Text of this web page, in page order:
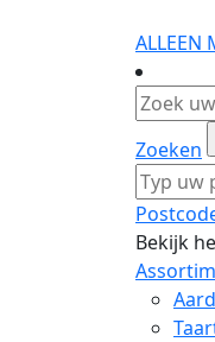
ALLEEN
Zoeken
Bekijk